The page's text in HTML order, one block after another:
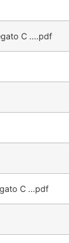
C ....pdf
C ...pdf